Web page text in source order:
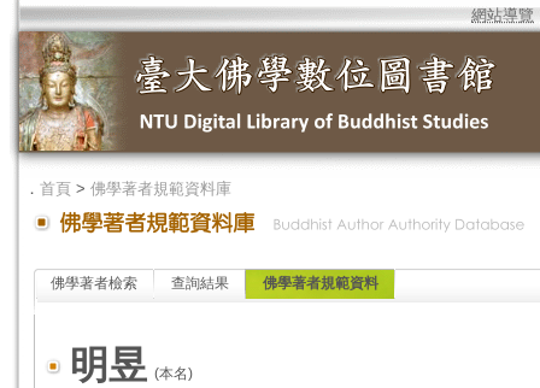
網站導覽
． 首頁 > 佛學著者規範資料庫
佛學著者檢索 查詢結果 佛學著者規範資料
明昱 (本名)